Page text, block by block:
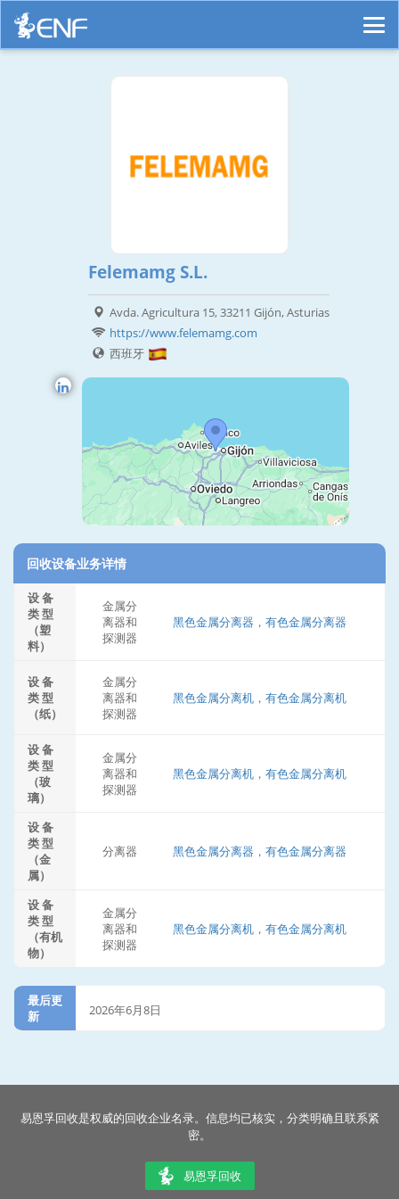
Felemamg S.L.
Avda. Agricultura 15, 33211 Gijón, Asturias
https://www.felemamg.com
西班牙
回收设备业务详情
设 备
类 型
（塑
料）
金属分
离器和
探测器
黑色金属分离器，有色金属分离器
设 备
类 型
（纸）
金属分
离器和
探测器
黑色金属分离机，有色金属分离机
设 备
类 型
（玻
璃）
金属分
离器和
探测器
黑色金属分离机，有色金属分离机
设 备
类 型
（金
属）
分离器 黑色金属分离器，有色金属分离器
设 备
类 型
（有机
物）
金属分
离器和
探测器
黑色金属分离机，有色金属分离机
最后更
新
2026年6月8日
易恩孚回收是权威的回收企业名录。信息均已核实，分类明确且联系紧
密。
易恩孚回收